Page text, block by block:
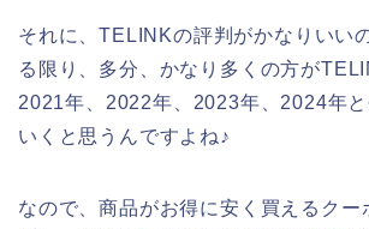
それに、TELINKの評判がかなりいい
る限り、多分、かなり多くの方が
2021年、2022年、2023年、2024年
いくと思うんですよね♪
なので、商品がお得に安く買えるクー